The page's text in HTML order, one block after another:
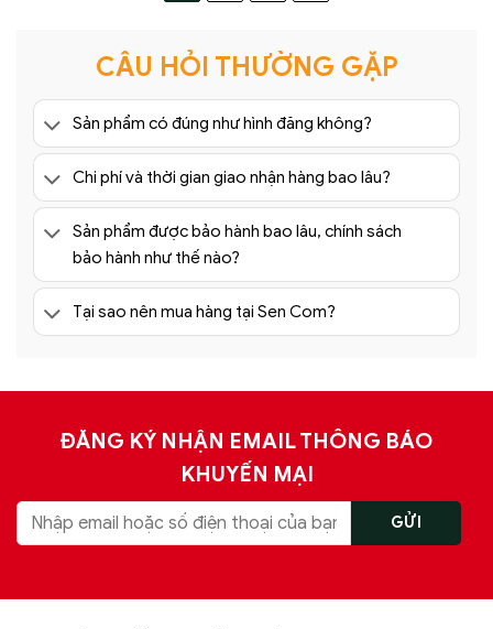
CÂU HỎI THƯỜNG GẶP
Sản phẩm có đúng như hình đăng không?
Chi phí và thời gian giao nhận hàng bao lâu?
Sản phẩm được bảo hành bao lâu, chính sách
bảo hành như thế nào?
Tại sao nên mua hàng tại Sen Com?
ĐĂNG KÝ NHẬN EMAIL THÔNG BÁO
KHUYẾN MẠI